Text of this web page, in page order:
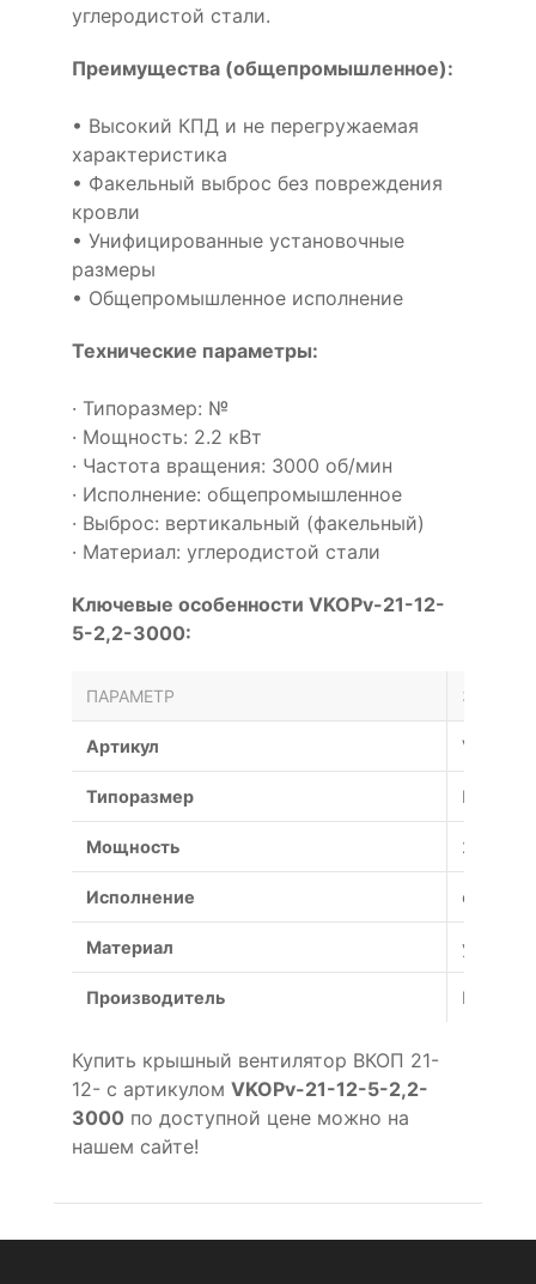
углеродистой стали.
Преимущества (общепромышленное):
• Высокий КПД и не перегружаемая
характеристика
• Факельный выброс без повреждения
кровли
• Унифицированные установочные
размеры
• Общепромышленное исполнение
Технические параметры:
· Типоразмер: №
· Мощность: 2.2 кВт
· Частота вращения: 3000 об/мин
· Исполнение: общепромышленное
· Выброс: вертикальный (факельный)
· Материал: углеродистой стали
Ключевые особенности VKOPv-21-12-
5-2,2-3000:
ПАРАМЕТР
Артикул VKOPv-
Типоразмер №
Мощность 2.2 кВт
Исполнение
Материал
Производитель Россия
Купить крышный вентилятор ВКОП 21-
12- с артикулом VKOPv-21-12-5-2,2-
3000 по доступной цене можно на
нашем сайте!